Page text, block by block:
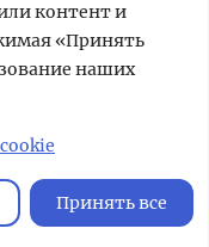
контент и
«Принять
наших
Принять все
Каталог
быстрой и